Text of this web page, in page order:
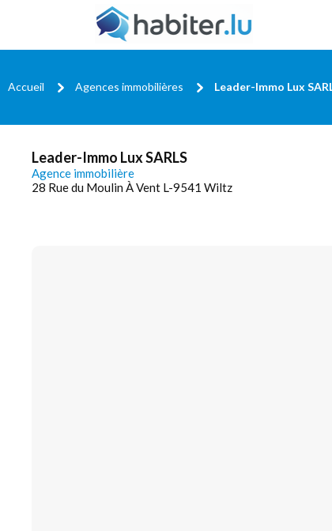
Accueil Agences immobilières Leader-Immo Lux
Leader-Immo Lux SARLS
Agence immobilière
28 Rue du Moulin À Vent L-9541 Wiltz